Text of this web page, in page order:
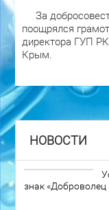
За
поощрялся
директора ГУП
Крым.
НОВОСТИ
знак «Доброволец